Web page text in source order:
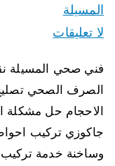
المسيلة
لا تعليقات
فني صحي المسيلة
الصرف الصحي
الاحجام حل مشكلة
جاكوزي تركيب
وساخنة خدمة